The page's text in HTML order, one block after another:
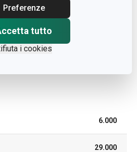
Preferenze
tutto
i cookies
8595028445077
(IN
6.000
29.000